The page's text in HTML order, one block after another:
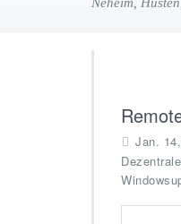
Jan.